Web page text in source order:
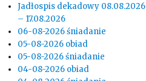
Jadłospis dekadowy 08.08.2026
– 17.08.2026
06-08-2026 śniadanie
05-08-2026 obiad
05-08-2026 śniadanie
04-08-2026 obiad